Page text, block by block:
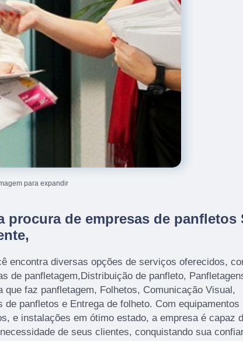
para expandir
procura de empresas de panfletos
encontra diversas opções de serviços oferecidos,
de panfletagem,Distribuição de panfleto,
que faz panfletagem, Folhetos, Comunicação Visual,
de panfletos e Entrega de folheto. Com equipamentos
e instalações em ótimo estado, a empresa é capaz
de seus clientes, conquistando sua